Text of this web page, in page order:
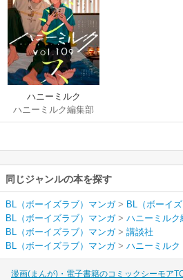
ハニーミルク
ハニーミルク編集部
同じジャンルの本を探す
BL（ボーイズラブ）マンガ> BL（ボーイ
BL（ボーイズラブ）マンガ> ハニーミルク
BL（ボーイズラブ）マンガ> 講談社
BL（ボーイズラブ）マンガ> ハニーミルク
漫画(まんが)・電子書籍のコミックシーモア